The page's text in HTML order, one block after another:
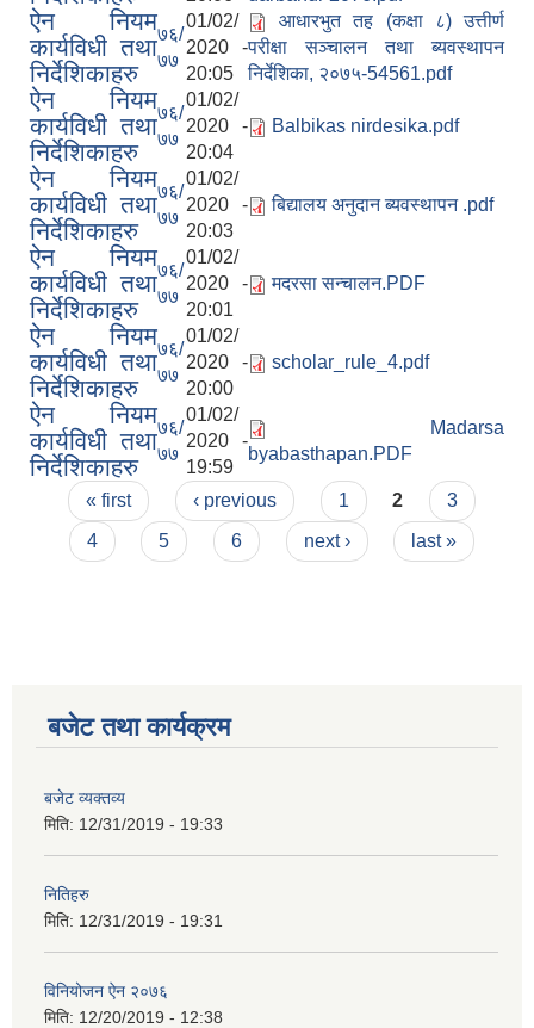
ऐन नियम
कार्यविधी तथा
निर्देशिकाहरु
७६/
७७
01/02/
2020 -
20:05
आधारभुत तह (कक्षा ८) उत्तीर्ण
परीक्षा सञ्चालन तथा ब्यवस्थापन
निर्देशिका, २०७५-54561.pdf
ऐन नियम
कार्यविधी तथा
निर्देशिकाहरु
७६/
७७
01/02/
2020 -
20:04
Balbikas nirdesika.pdf
ऐन नियम
कार्यविधी तथा
निर्देशिकाहरु
७६/
७७
01/02/
2020 -
20:03
बिद्यालय अनुदान ब्यवस्थापन .pdf
ऐन नियम
कार्यविधी तथा
निर्देशिकाहरु
७६/
७७
01/02/
2020 -
20:01
मदरसा सन्चालन.PDF
ऐन नियम
कार्यविधी तथा
निर्देशिकाहरु
७६/
७७
01/02/
2020 -
20:00
scholar_rule_4.pdf
ऐन नियम
कार्यविधी तथा
निर्देशिकाहरु
७६/
७७
01/02/
2020 -
19:59
Madarsa
byabasthapan.PDF
Pages
« first ‹ previous 1 2
3
4
5 6 next › last »
बजेट तथा कार्यक्रम
बजेट व्यक्तव्य
मिति: 12/31/2019 - 19:33
नितिहरु
मिति: 12/31/2019 - 19:31
विनियोजन ऐन २०७६
मिति: 12/20/2019 - 12:38